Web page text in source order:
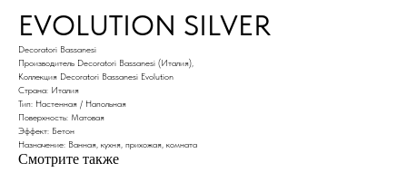
EVOLUTION SILVER
Decoratori Bassanesi
Производитель Decoratori Bassanesi (Италия),
Коллекция Decoratori Bassanesi Evolution
Страна: Италия
Тип: Настенная / Напольная
Поверхность: Матовая
Эффект: Бетон
Назначение: Ванная, кухня, прихожая, комната
Смотрите также